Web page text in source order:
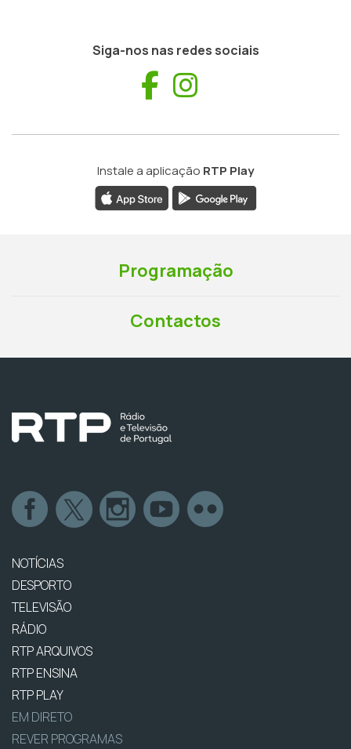
Siga-nos nas redes sociais
Facebook
Instale a aplicação RTP Play
Programação
Contactos
NOTÍCIAS
DESPORTO
TELEVISÃO
RÁDIO
RTP ARQUIVOS
RTP ENSINA
RTP PLAY
EM DIRETO
REVER PROGRAMAS